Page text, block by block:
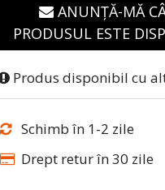
ANUNȚĂ-MĂ
PRODUSUL ESTE
Produs disponibil cu
Schimb în 1-2 zile
Drept retur în 30 zile